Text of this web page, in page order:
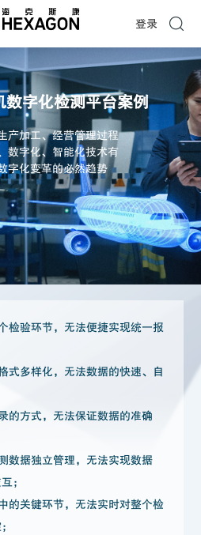
登录
数字化检测平台案例
产加工、经营管理过程
数字化、智能化技术有
字化变革的必然趋势
检验环节，无法便捷实现统一报
式多样化，无法数据的快速、自
的方式，无法保证数据的准确
数据独立管理，无法实现数据
；
的关键环节，无法实时对整个检